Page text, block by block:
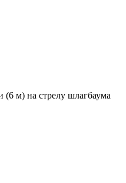
м) на стрелу шлагбаума